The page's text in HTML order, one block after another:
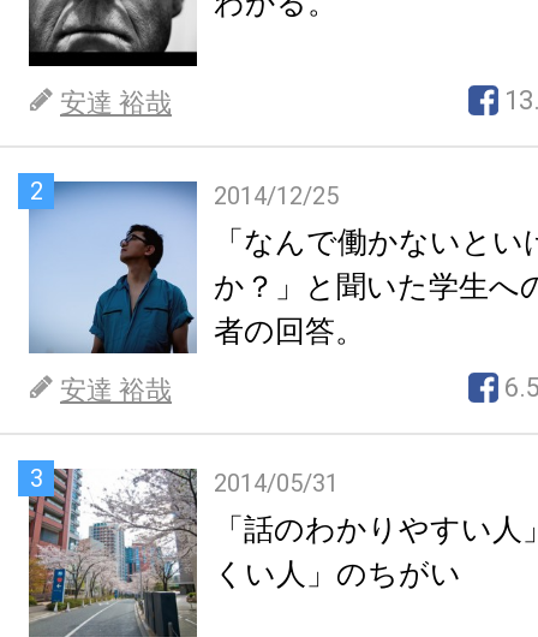
安達 裕哉
2 2014/12/25
「なんで働かないと
か？」と聞いた学生へ
者の回答。
安達 裕哉
3 2014/05/31
「話のわかりやすい
くい人」のちがい